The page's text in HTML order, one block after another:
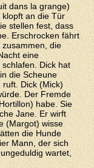
dans la grange)
klopft an die Tür
stellen fest, dass
Erschrocken fährt
die
eine
Dick hat
die Scheune
ruft. Dick (Mick)
Der Fremde
habe. Sie
Jane. Er wirft
(Margot) wisse
die Hunde
Mann, der sich
wartet,